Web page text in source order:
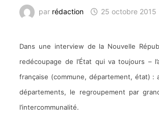
par rédaction 25 octobre 2015
Dans une interview de la Nouvelle
redécoupage de l’État qui va toujours –
française (commune, département, état) :
départements, le regroupement par
l’intercommunalité.